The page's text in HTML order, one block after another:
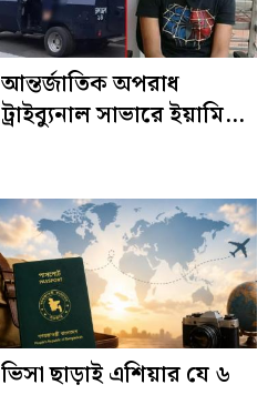
আন্তর্জাতিক অপরাধ
ট্রাইব্যুনাল সাভারে ইয়ামিন
ভিসা ছাড়াই এশিয়ার যে ৬